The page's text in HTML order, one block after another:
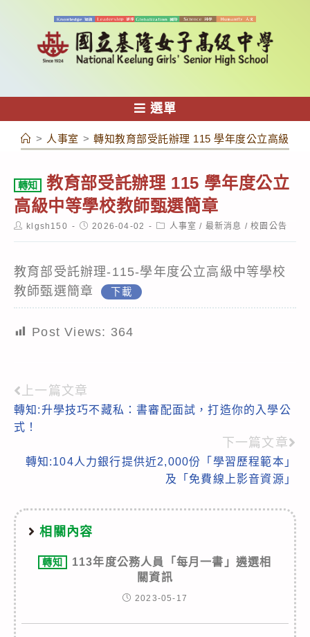
容
選單
> 人事室 > 轉知教育部受託辦理 115 學年度公立高級中
轉知
教育部受託辦理 115 學年度公立
高級中等學校教師甄選簡章
Postklgsh150
Post2026-04-02
Post人事室 / 最新消息 / 校園公告
教育部受託辦理-115-學年度公立高級中等學校
教師甄選簡章
下載
Post Views: 364
Read
more
上一篇文章
轉知:升學技巧不藏私：書審配面試，打造你的入學公
式！
下一篇文章
轉知:104人力銀行提供近2,000份「學習歷程範本」
及「免費線上影音資源」
相關內容
轉知
113年度公務人員「每月一書」遴選相
關資訊
2023-05-17